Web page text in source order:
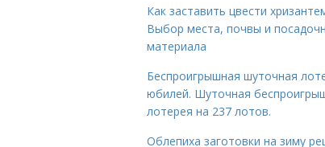
Как заставить цвести
Выбор места, почвы и
материала
Беспроигрышная шуточная
юбилей. Шуточная
лотерея на 237 лотов.
Облепиха заготовки на зиму